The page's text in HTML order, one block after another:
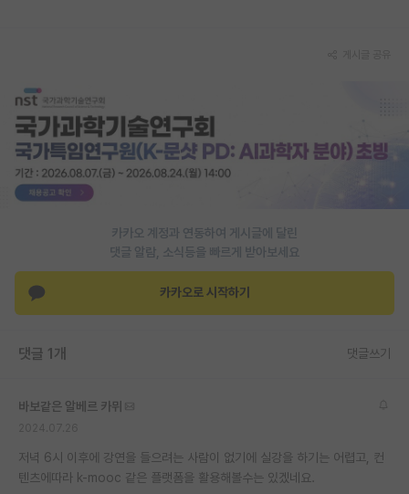
PI 전용 게시판
인문사회 계열 게시판
특수/전문대학원 게시판
장학금/장학생 게시판
홍보 게시판
커리어
반도체 아카데미
카카오 계정과 연동하여 게시글에 달린
댓글 알람, 소식등을 빠르게 받아보세요
카카오로 시작하기
댓글 1개 댓글쓰기
바보같은 알베르 카뮈
저녁 6시 이후에 강연을 들으려는 사람이 없기에 실강을 하기는 어렵고, 컨
텐츠에따라 k-mooc 같은 플랫폼을 활용해볼수는 있겠네요.